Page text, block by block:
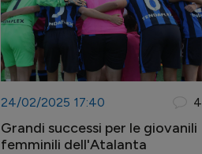
24/02/2025 17:40 4
Grandi successi per le giovanili
femminili dell'Atalanta